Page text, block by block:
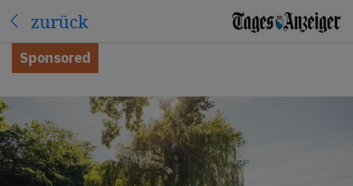
zurück
Sponsored